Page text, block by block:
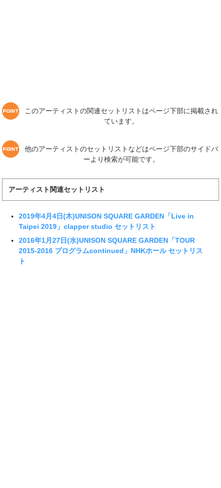
このアーティストの関連セットリストはページ下部に掲載され
ています。
他のアーティストのセットリストなどはページ下部のサイドバ
ーより検索が可能です。
アーティスト関連セットリスト
2019年4月4日(木)UNISON SQUARE GARDEN「Live in
Taipei 2019」clapper studio セットリスト
2016年1月27日(水)UNISON SQUARE GARDEN「TOUR
2015-2016 プログラムcontinued」NHKホール セットリス
ト